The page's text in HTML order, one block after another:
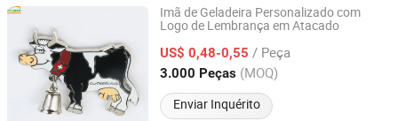
Imã de Geladeira Personalizado com
Logo de Lembrança em Atacado
US$ 0,48-0,55 / Peça
3.000 Peças (MOQ)
Enviar Inquérito
Inspire Souvenirs Manufacturing Limited
Guangdong, China Desde 2005